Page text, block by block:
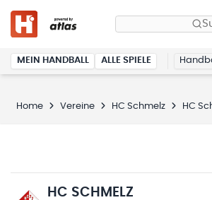
MEIN HANDBALL ALLE SPIELE
Home Vereine HC Schmelz HC
HC SCHMELZ